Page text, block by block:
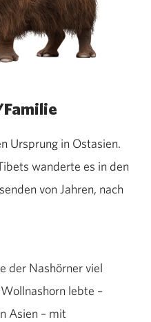
Ursprung in Ostasien.
wanderte es in den
von Jahren, nach
der Nashörner viel
lebte –
Asien – mit